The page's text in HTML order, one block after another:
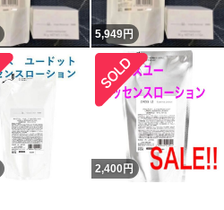
5,949円
2,400 円